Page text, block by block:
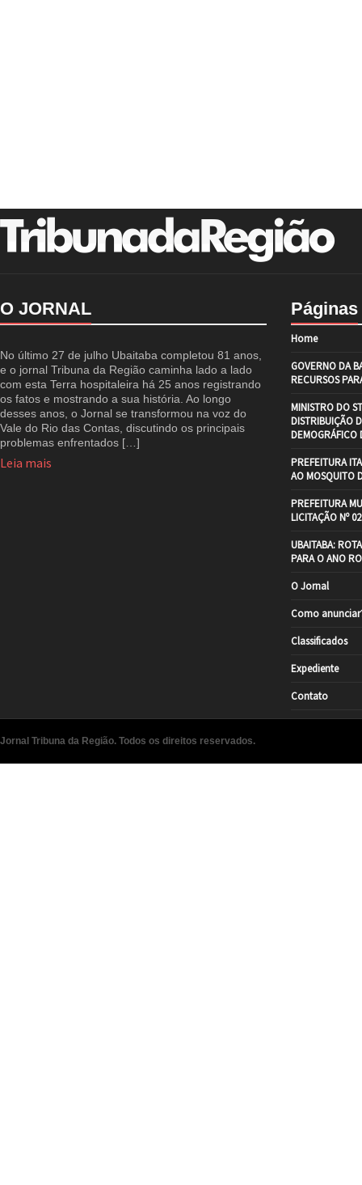
O JORNAL
No último 27 de julho Ubaitaba completou 81 anos,
e o jornal Tribuna da Região caminha lado a lado
com esta Terra hospitaleira há 25 anos registrando
os fatos e mostrando a sua história. Ao longo
desses anos, o Jornal se transformou na voz do
Vale do Rio das Contas, discutindo os principais
problemas enfrentados […]
Leia mais
Páginas
Home
GOVERNO DA
RECURSOS
MINISTRO DO
DISTRIBUIÇÃO
DEMOGRÁFICO
PREFEITURA
AO MOSQUITO
PREFEITURA
LICITAÇÃO Nº
UBAITABA:
PARA O ANO
O Jornal
Como
Classificados
Expediente
Contato
Jornal Tribuna da Região. Todos os direitos reservados.